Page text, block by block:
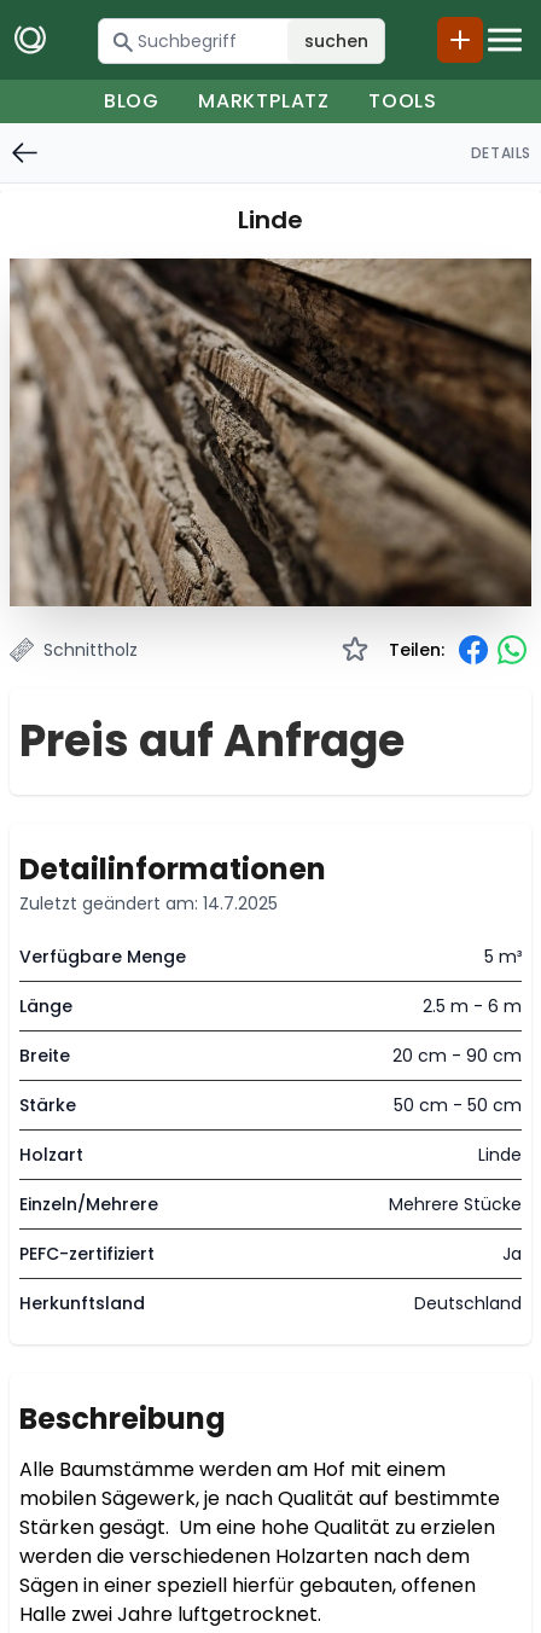
suchen
BLOG MARKTPLATZ TOOLS
DETAILS
Linde
Schnittholz Teilen:
Preis auf Anfrage
Detailinformationen
Zuletzt geändert am: 14.7.2025
Verfügbare Menge 5 m³
Länge 2.5 m - 6 m
Breite 20 cm - 90 cm
Stärke 50 cm - 50 cm
Holzart Linde
Einzeln/Mehrere Mehrere Stücke
PEFC-zertifiziert Ja
Herkunftsland Deutschland
Beschreibung
Alle Baumstämme werden am Hof mit einem
mobilen Sägewerk, je nach Qualität auf bestimmte
Stärken gesägt.  Um eine hohe Qualität zu erzielen
werden die verschiedenen Holzarten nach dem
Sägen in einer speziell hierfür gebauten, offenen
Halle zwei Jahre luftgetrocknet.